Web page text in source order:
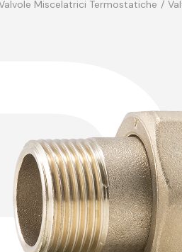
Valvole Miscelatrici Termostatiche